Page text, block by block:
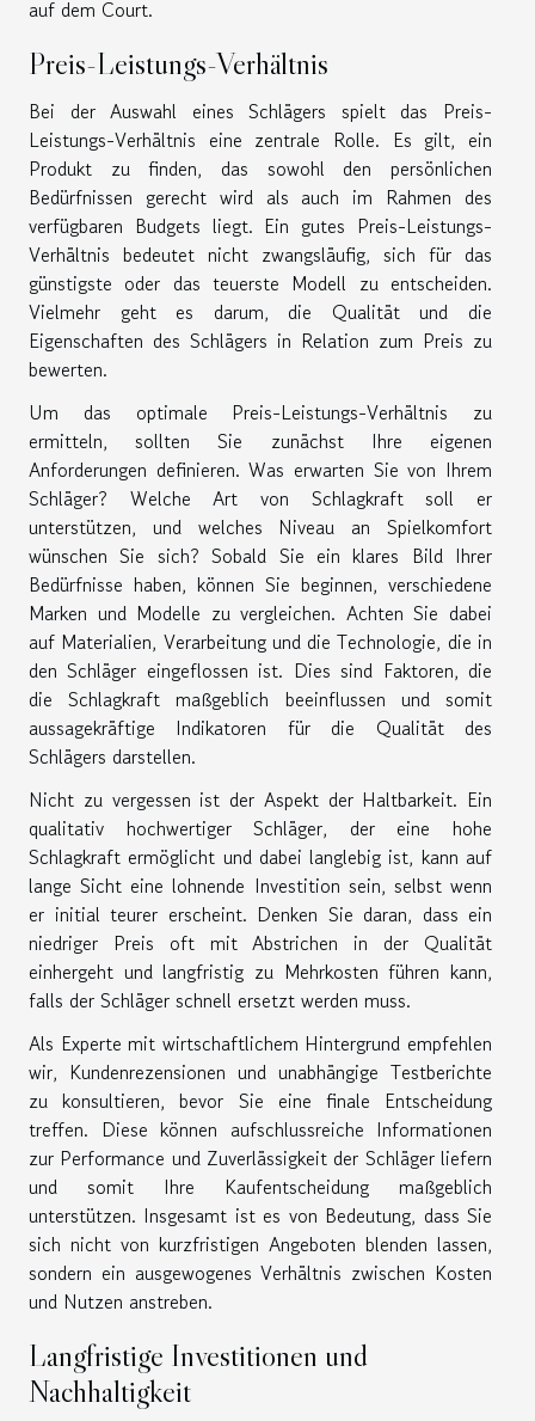
auf dem Court.
Preis-Leistungs-Verhältnis
Bei der Auswahl eines Schlägers spielt das Preis-
Leistungs-Verhältnis eine zentrale Rolle. Es gilt, ein
Produkt zu finden, das sowohl den persönlichen
Bedürfnissen gerecht wird als auch im Rahmen des
verfügbaren Budgets liegt. Ein gutes Preis-Leistungs-
Verhältnis bedeutet nicht zwangsläufig, sich für das
günstigste oder das teuerste Modell zu entscheiden.
Vielmehr geht es darum, die Qualität und die
Eigenschaften des Schlägers in Relation zum Preis zu
bewerten.
Um das optimale Preis-Leistungs-Verhältnis zu
ermitteln, sollten Sie zunächst Ihre eigenen
Anforderungen definieren. Was erwarten Sie von Ihrem
Schläger? Welche Art von Schlagkraft soll er
unterstützen, und welches Niveau an Spielkomfort
wünschen Sie sich? Sobald Sie ein klares Bild Ihrer
Bedürfnisse haben, können Sie beginnen, verschiedene
Marken und Modelle zu vergleichen. Achten Sie dabei
auf Materialien, Verarbeitung und die Technologie, die in
den Schläger eingeflossen ist. Dies sind Faktoren, die
die Schlagkraft maßgeblich beeinflussen und somit
aussagekräftige Indikatoren für die Qualität des
Schlägers darstellen.
Nicht zu vergessen ist der Aspekt der Haltbarkeit. Ein
qualitativ hochwertiger Schläger, der eine hohe
Schlagkraft ermöglicht und dabei langlebig ist, kann auf
lange Sicht eine lohnende Investition sein, selbst wenn
er initial teurer erscheint. Denken Sie daran, dass ein
niedriger Preis oft mit Abstrichen in der Qualität
einhergeht und langfristig zu Mehrkosten führen kann,
falls der Schläger schnell ersetzt werden muss.
Als Experte mit wirtschaftlichem Hintergrund empfehlen
wir, Kundenrezensionen und unabhängige Testberichte
zu konsultieren, bevor Sie eine finale Entscheidung
treffen. Diese können aufschlussreiche Informationen
zur Performance und Zuverlässigkeit der Schläger liefern
und somit Ihre Kaufentscheidung maßgeblich
unterstützen. Insgesamt ist es von Bedeutung, dass Sie
sich nicht von kurzfristigen Angeboten blenden lassen,
sondern ein ausgewogenes Verhältnis zwischen Kosten
und Nutzen anstreben.
Langfristige Investitionen und
Nachhaltigkeit